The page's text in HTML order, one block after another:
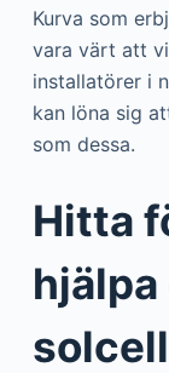
Kurva som
vara värt att
installatörer i
kan löna sig
som dessa.
Hitta
hjälpa